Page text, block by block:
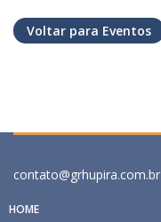
Voltar para Eventos
contato@grhupira.com.br
HOME